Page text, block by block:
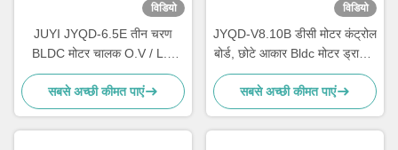
विडियो
JUYI JYQD-6.5E तीन चरण
BLDC मोटर चालक O.V / L.V
सुरक्षा PWM आवृत्ति 1-20KHZ
सबसे अच्छी कीमत पाएं
विडियो
JYQD-V8.10B डीसी मोटर कंट्रोल
बोर्ड, छोटे आकार Bldc मोटर ड्राइवर
बोर्ड
सबसे अच्छी कीमत पाएं